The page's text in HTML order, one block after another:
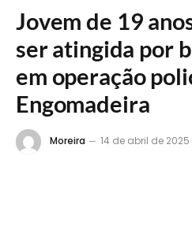
Jovem de 19
ser atingida por
em operação
Engomadeira
Moreira 14 de abril de 2025